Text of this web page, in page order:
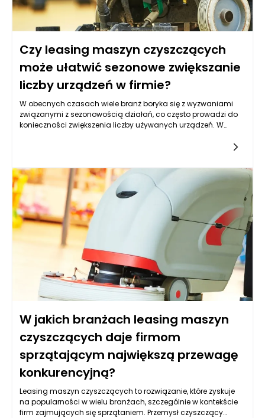
Czy leasing maszyn czyszczących
może ułatwić sezonowe zwiększanie
liczby urządzeń w firmie?
W obecnych czasach wiele branż boryka się z wyzwaniami
związanymi z sezonowością działań, co często prowadzi do
konieczności zwiększenia liczby używanych urządzeń. W
porach roku, takich jak wiosenne porządki czy sezon letnich
festynów i imprez. Leasing maszyn czyszczących staje się
coraz bardziej popularnym rozwiązaniem, które oferuje
elastyczność oraz oszczędności, a co za tym idzie, może w
znaczący sposób ułatwić tym firmom zwiększanie liczby
urządzeń w sezonie. Wprowadzenie leasingu maszyn
czyszczących do strategii operacyjnej firmy może przyczynić
się także do poprawy efektywności i jakości świadczonych
W jakich branżach leasing maszyn
czyszczących daje firmom
sprzątającym największą przewagę
konkurencyjną?
Leasing maszyn czyszczących to rozwiązanie, które zyskuje
na popularności w wielu branżach, szczególnie w kontekście
firm zajmujących się sprzątaniem. Przemysł czyszczący